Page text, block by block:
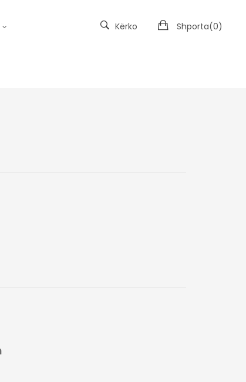
Shporta(0)
Kërko